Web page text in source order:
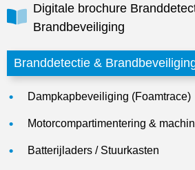
Digitale brochure
Brandbeveiliging
Branddetectie &
Dampkapbeveiliging (Foamtrace)
Motorcompartimentering &
Batterijladers / Stuurkasten